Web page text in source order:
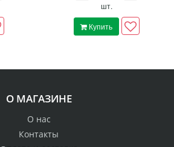
шт.
Купить
О МАГАЗИНЕ
О нас
Контакты